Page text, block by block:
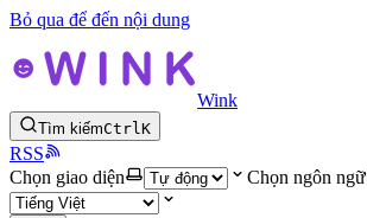
Bỏ qua để đến nội dung
Wink
Tìm kiếmCtrlK
RSS
Chọn giao diện
Chọn ngôn ngữ